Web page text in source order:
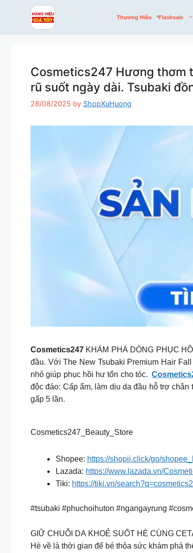
Thương Hiệu *flashsale
Cosmetics247 Hương thơm
rũ suốt ngày dài. Tsubaki
28/08/2025 by ShopXuHuong
Cosmetics247 KHÁM PHÁ DÒNG PHỤC
đầu. Với The New Tsubaki Premium Hair
nhỏ giúp phục hồi hư tổn cho tóc.
độc đáo: Cấp ẩm, làm dịu da đầu hỗ trợ
gấp 5 lần.
Cosmetics247_Beauty_Store
Shopee: https://shopii.click/go/
Lazada: https://www.lazada.vn/
Tiki: https://tiki.vn/
#tsubaki #phuchoihuton #ngangayrung
GIỮ CHUỖI DA KHOẺ SUỐT HÈ CÙNG
Hè về là thời gian để bé thỏa sức khám phá